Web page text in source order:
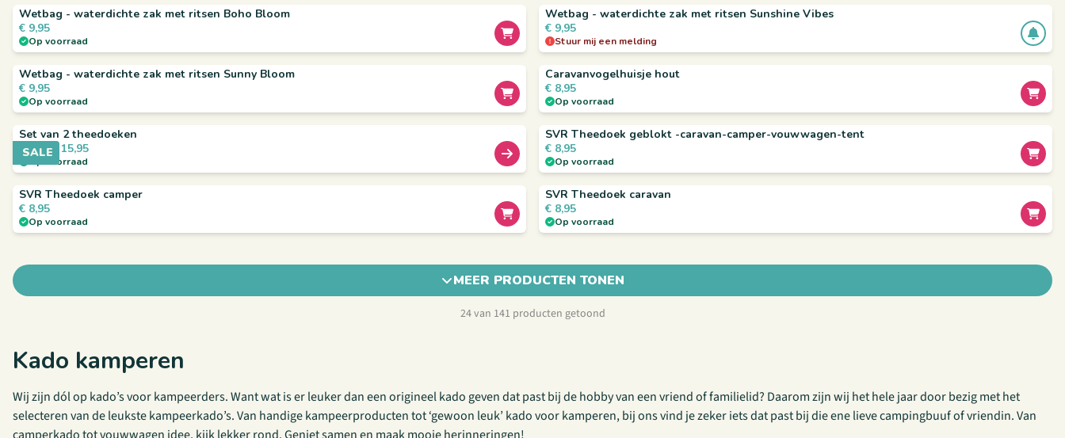
Wetbag - waterdichte zak met ritsen Boho Bloom
Op voorraad
€ 9,95
Wetbag - waterdichte zak met ritsen Sunshine Vibes
Stuur mij een melding
€ 9,95
Wetbag - waterdichte zak met ritsen Sunny Bloom
Op voorraad
€ 9,95
Caravanvogelhuisje hout
Op voorraad
€ 8,95
SALE
Set van 2 theedoeken
Op voorraad
€17,90€ 15,95
SVR Theedoek geblokt -caravan-camper-vouwwagen-tent
Op voorraad
€ 8,95
SVR Theedoek camper
Op voorraad
€ 8,95
SVR Theedoek caravan
Op voorraad
€ 8,95
MEER PRODUCTEN TONEN
24 van 141 producten getoond
Kado kamperen
Wij zijn dól op kado’s voor kampeerders. Want wat is er leuker dan een origineel kado geven dat past bij de hobby van een vriend of familielid? Daarom zijn wij het hele jaar door bezig met het
selecteren van de leukste kampeerkado’s. Van handige kampeerproducten tot ‘gewoon leuk’ kado voor kamperen, bij ons vind je zeker iets dat past bij die ene lieve campingbuuf of vriendin. Van